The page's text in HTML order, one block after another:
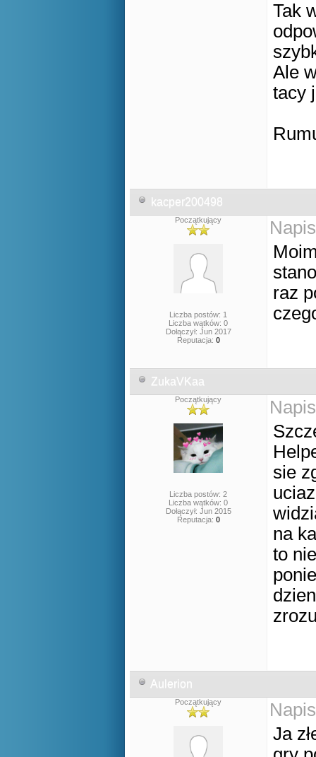
Tak
Ale
tacy
kacper200498
Początkujący
Liczba postów: 1
Liczba wątków: 0
Dołączył: Jun 2017
Reputacja: 0
raz
ZukaVKaa
Początkujący
Liczba postów: 2
Liczba wątków: 0
Dołączył: Jun 2015
Reputacja: 0
sie
na
to
Aulerion
Początkujący
Ja